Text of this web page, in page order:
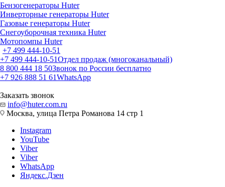
Бензогенераторы Huter
Инверторные генераторы Huter
Газовые генераторы Huter
Снегоуборочная техника Huter
Мотопомпы Huter
+7 499 444-10-51
+7 499 444-10-51Отдел продаж (многоканальный)
8 800 444 18 50Звонок по России бесплатно
+7 926 888 51 61WhatsApp
Заказать звонок
info@huter.com.ru
Москва, улица Петра Романова 14 стр 1
Instagram
YouTube
Viber
Viber
WhatsApp
Яндекс.Дзен